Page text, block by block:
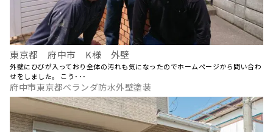
東京都 府中市 K様 外壁
外壁にひびが入っており全体の汚れも気になったのでホームページから問い合わ
せをしました。 こう･･･
府中市東京都ベランダ防水外壁塗装